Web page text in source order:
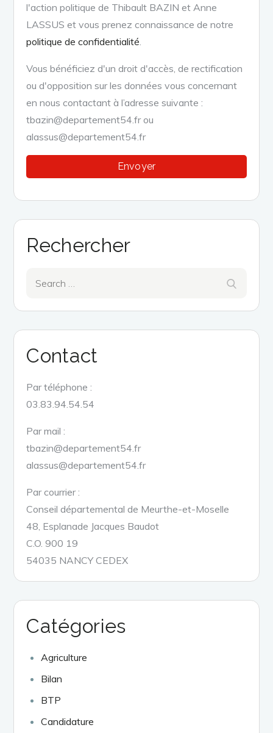
l'action politique de Thibault BAZIN et Anne
LASSUS et vous prenez connaissance de notre
politique de confidentialité
Vous bénéficiez d'un droit d'accès, de rectification
ou d'opposition sur les données vous concernant
en nous contactant à l’adresse suivante :
tbazin@departement54.fr ou
alassus@departement54.fr
Rechercher
Contact
Par téléphone :
03.83.94.54.54
Par mail :
tbazin@departement54.fr
alassus@departement54.fr
Par courrier :
Conseil départemental de Meurthe-et-Moselle
48, Esplanade Jacques Baudot
C.O. 900 19
54035 NANCY CEDEX
Catégories
Agriculture
Bilan
BTP
Candidature